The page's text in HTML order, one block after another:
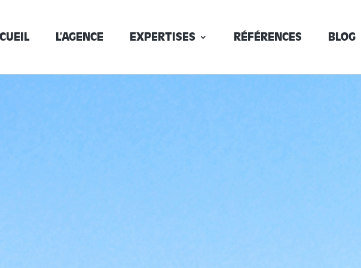
L’AGENCE EXPERTISES RÉFÉRENCES BLOG